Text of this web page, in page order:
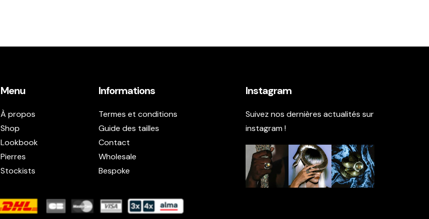
Menu
À propos
Shop
Lookbook
Pierres
Stockists
Informations
Termes et conditions
Guide des tailles
Contact
Wholesale
Bespoke
Instagram
Suivez nos dernières actualités sur
instagram !